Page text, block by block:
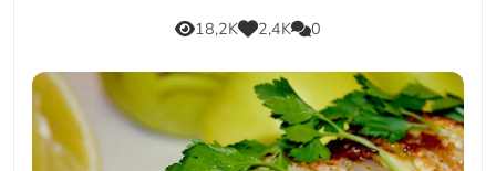
18,2K 2,4K 0